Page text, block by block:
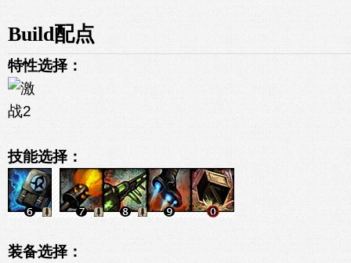
Build配点
特性选择：
技能选择：
装备选择：